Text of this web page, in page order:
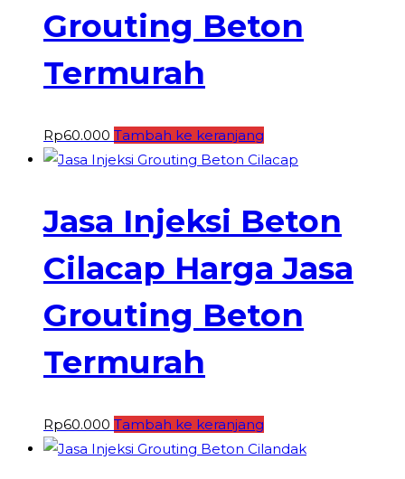
Grouting Beton
Termurah
Rp60.000 Tambah ke keranjang
Jasa Injeksi Beton
Cilacap Harga Jasa
Grouting Beton
Termurah
Rp60.000 Tambah ke keranjang